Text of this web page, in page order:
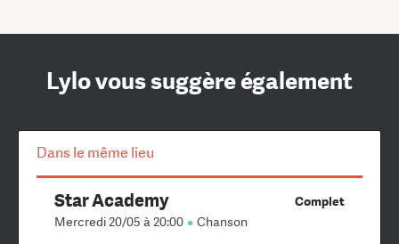
Lylo vous suggère également
Dans le même lieu
Complet
Star Academy
Mercredi 20/05 à 20:00 Chanson